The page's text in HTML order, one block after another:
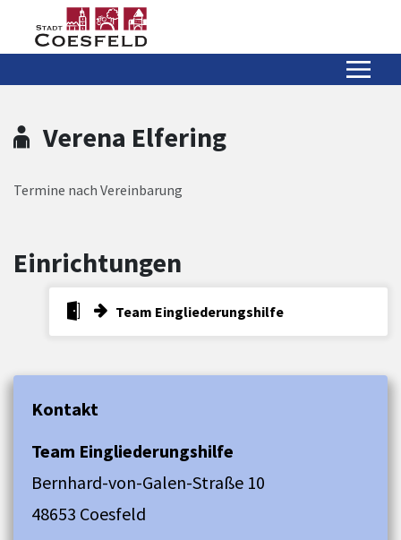
Zum Header
Zum Hauptinhalt
Zum Footer
Zum Hauptinhalt springen
Verena Elfering
Termine nach Vereinbarung
Einrichtungen
Team Eingliederungshilfe
Kontakt
Team Eingliederungshilfe
Bernhard-von-Galen-Straße 10
48653 Coesfeld